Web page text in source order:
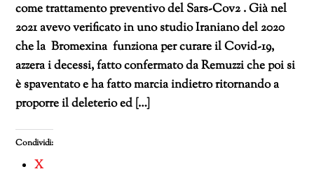
come trattamento preventivo del Sars-Cov2 . Già nel
2021 avevo verificato in uno studio Iraniano del 2020
che la Bromexina funziona per curare il Covid-19,
azzera i decessi, fatto confermato da Remuzzi che poi si
è spaventato e ha fatto marcia indietro ritornando a
proporre il deleterio ed […]
Condividi:
X